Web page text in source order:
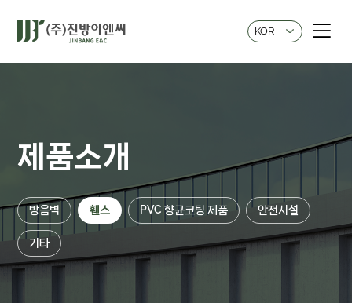
KOR
제품소개
방음벽 휀스 PVC 향균코팅 제품 안전시설
기타